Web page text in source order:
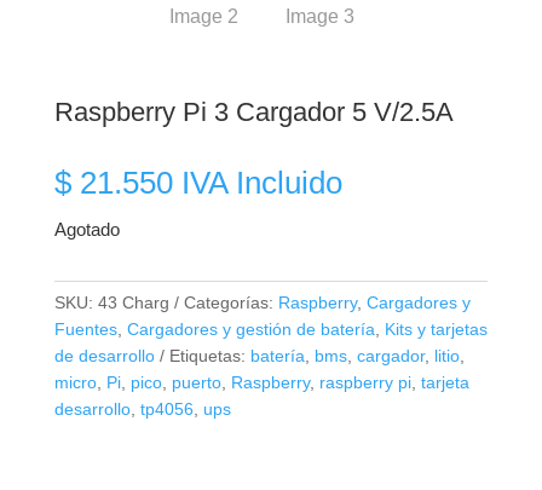
Raspberry Pi 3 Cargador 5 V/2.5A
$21.550 IVA Incluido
Agotado
SKU: 43 Charg Categorías: Raspberry, Cargadores y
Fuentes, Cargadores y gestión de batería
Kits y tarjetas
de desarrollo
Etiquetas: batería bms, cargador, litio,
micro, Pi, pico, puerto, Raspberry, raspberry pi, tarjeta
desarrollo, tp4056 ups